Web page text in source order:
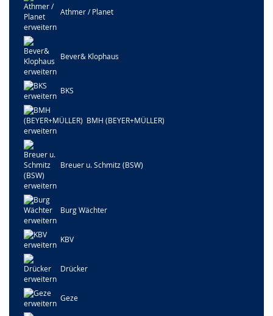
Athmer / Planet
Bever& Klophaus
BKS
BMH (BEYER+MÜLLER)
Breuer u. Schmitz (BSW)
Burg Wächter
KBV
Drücker
Geze